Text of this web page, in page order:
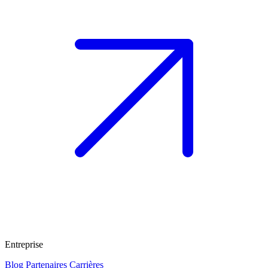
Entreprise
Blog Partenaires Carrières